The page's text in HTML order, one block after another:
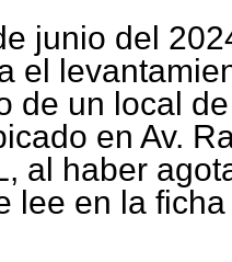
junio del
el
de un local
en Av.
al haber
lee en la